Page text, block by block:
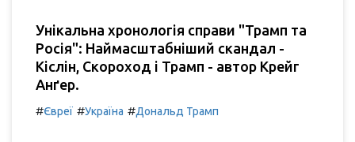
Унікальна хронологія справи "Трамп та
Росія": Наймасштабніший скандал -
Кіслін, Скороход і Трамп - автор Крейг
Анґер.
#Євреї #Україна #Дональд Трамп